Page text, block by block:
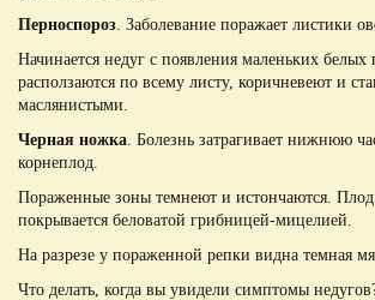
Перноспороз . Заболевание поражает листики
Начинается недуг с появления маленьких
расползаются по всему листу, коричневеют и
маслянистыми.
Черная ножка . Болезнь затрагивает нижнюю
корнеплод.
Пораженные зоны темнеют и истончаются. Плод
покрывается беловатой грибницей-мицелией.
На разрезе у пораженной репки видна темная
Что делать, когда вы увидели симптомы